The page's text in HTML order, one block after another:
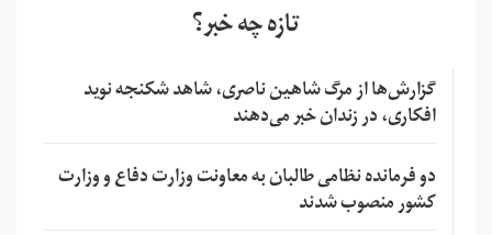
تازه چه خبر؟
گزارش‌ها از مرگ شاهین ناصری، شاهد شکنجه نوید
افکاری، در زندان خبر می‌دهند
دو فرمانده نظامی طالبان به معاونت وزارت دفاع و وزارت
کشور منصوب شدند